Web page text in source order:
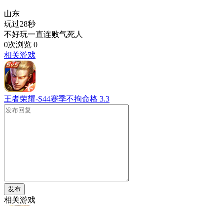
山东
玩过28秒
不好玩一直连败气死人
0次浏览 0
相关游戏
王者荣耀-S44赛季不拘命格 3.3
发布
相关游戏